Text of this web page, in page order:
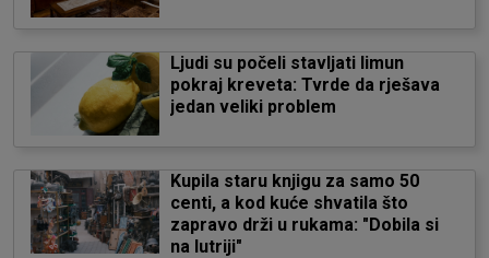
Ljudi su počeli stavljati limun
pokraj kreveta: Tvrde da rješava
jedan veliki problem
Kupila staru knjigu za samo 50
centi, a kod kuće shvatila što
zapravo drži u rukama: "Dobila si
na lutriji"